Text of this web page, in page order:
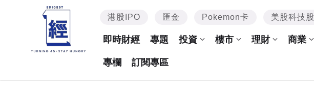
港股IPO 匯金 Pokemon卡 美股科技股
即時財經 專題 投資 樓市 理財 商業
專欄 訂閱專區